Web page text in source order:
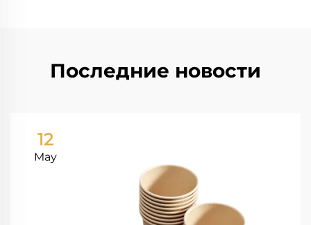
Последние новости
12
May